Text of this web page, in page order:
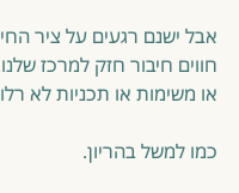
אבל ישנם רגעים על ציר
חווים חיבור חזק למרכז
או משימות או תכניות לא
כמו למשל בהריון.